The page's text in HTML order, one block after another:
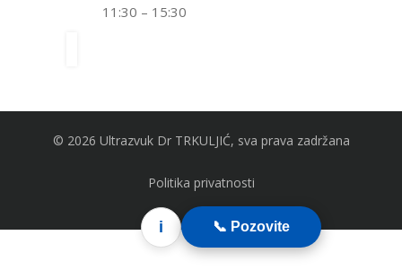
11:30 – 15:30
© 2026 Ultrazvuk Dr TRKULJIĆ, sva prava zadržana
Politika privatnosti
i 📞 Pozovite